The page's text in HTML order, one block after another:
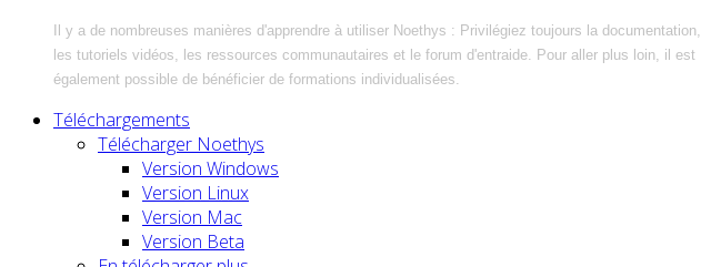
Il y a de nombreuses manières d'apprendre à utiliser Noethys : Privilégiez toujours la documentation,
les tutoriels vidéos, les ressources communautaires et le forum d'entraide. Pour aller plus loin, il est
également possible de bénéficier de formations individualisées.
Téléchargements
Télécharger Noethys
Version Windows
Version Linux
Version Mac
Version Beta